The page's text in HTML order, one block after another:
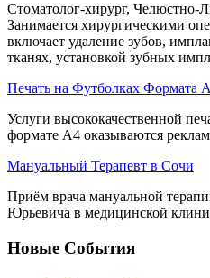
Стоматолог-хирург, Челюстно-
Занимается хирургическими
включает удаление зубов,
тканях, установкой зубных
Печать на Футболках Формата
Услуги высококачественной
формате А4 оказываются
Мануальный Терапевт в Сочи
Приём врача мануальной
Юрьевича в медицинской
Новые События